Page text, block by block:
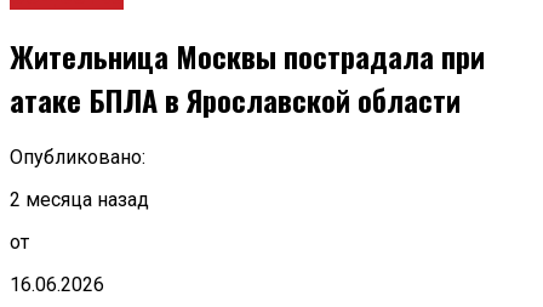
Жительница Москвы пострадала при
атаке БПЛА в Ярославской области
Опубликовано:
2 месяца назад
от
16.06.2026